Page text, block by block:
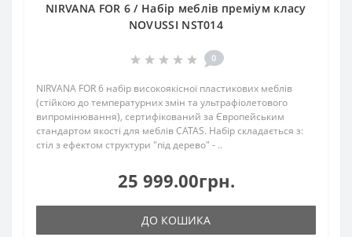
NIRVANA FOR 6 / Набір меблів преміум класу
NOVUSSI NST014
0
NIRVANA FOR 6 набір високоякісної пластикових меблів
(стійкою до температурних змін та ультрафіолетового
випромінювання), сертифікований за Європейським
стандартом якості для меблів CATAS. Набір складається з:
стіл з ефектом структури "під дерево" - ..
25 999.00грн.
ДО КОШИКА